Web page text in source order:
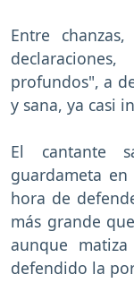
Entre
profundos", a
y sana, ya casi
El cantante
guardameta
hora de
más grande
aunque
defendido la